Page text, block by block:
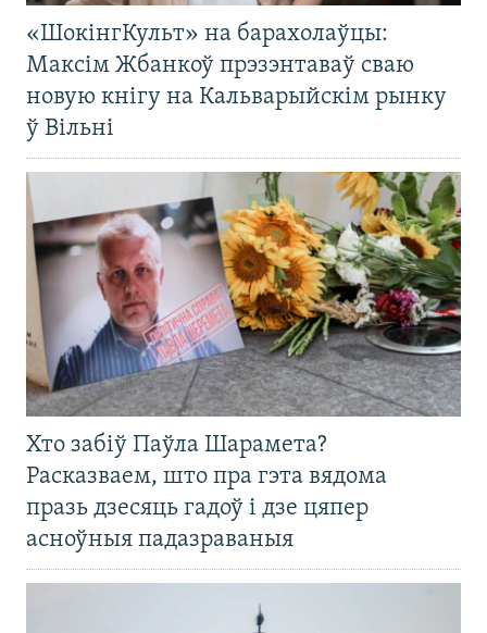
«ШокінгКульт» на барахолаўцы:
Максім Жбанкоў прэзэнтаваў сваю
новую кнігу на Кальварыйскім рынку
ў Вільні
Хто забіў Паўла Шарамета?
Расказваем, што пра гэта вядома
празь дзесяць гадоў і дзе цяпер
асноўныя падазраваныя